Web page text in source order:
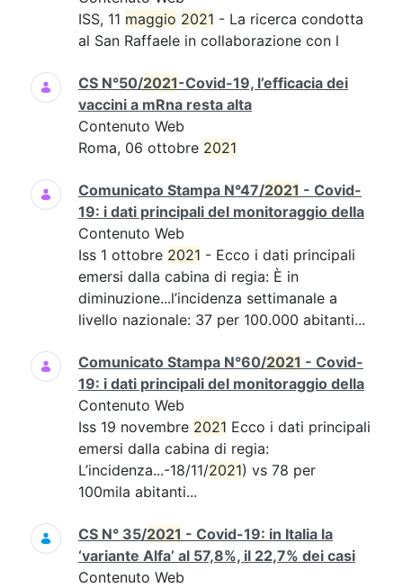
ISS, 11 maggio 2021 - La ricerca condotta
al San Raffaele in collaborazione con l
CS N°50/2021-Covid-19, l’efficacia dei
vaccini a mRna resta alta
Contenuto Web
Roma, 06 ottobre 2021
Comunicato Stampa N°47/2021 - Covid-
19: i dati principali del monitoraggio della
Contenuto Web
Iss 1 ottobre 2021 - Ecco i dati principali
emersi dalla cabina di regia: È in
diminuzione...l’incidenza settimanale a
livello nazionale: 37 per 100.000 abitanti...
Comunicato Stampa N°60/2021 - Covid-
19: i dati principali del monitoraggio della
Contenuto Web
Iss 19 novembre 2021 Ecco i dati principali
emersi dalla cabina di regia:
L’incidenza...-18/11/2021) vs 78 per
100mila abitanti...
CS N° 35/2021 - Covid-19: in Italia la
‘variante Alfa’ al 57,8%, il 22,7% dei casi
Contenuto Web